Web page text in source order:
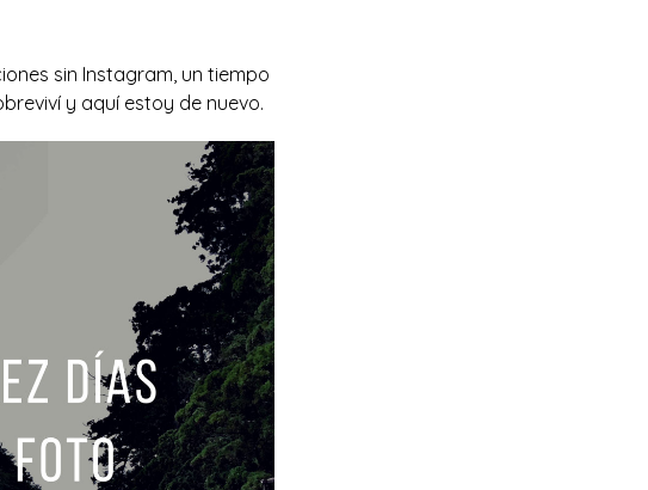
sin Instagram, un tiempo
y aquí estoy de nuevo.